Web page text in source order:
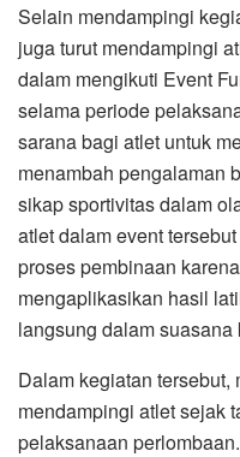
Selain mendampingi
juga turut mendampingi
dalam mengikuti Event
selama periode
sarana bagi atlet untuk
menambah pengalaman
sikap sportivitas dalam
atlet dalam event
proses pembinaan
mengaplikasikan hasil
langsung dalam suasana
Dalam kegiatan
mendampingi atlet sejak
pelaksanaan